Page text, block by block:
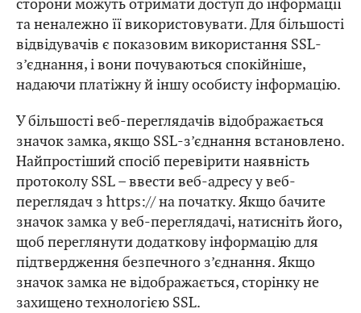
сторони можуть отримати доступ до інформації
та неналежно її використовувати. Для більшості
відвідувачів є показовим використання SSL-
з’єднання, і вони почуваються спокійніше,
надаючи платіжну й іншу особисту інформацію.
У більшості веб-переглядачів відображається
значок замка, якщо SSL-з’єднання встановлено.
Найпростіший спосіб перевірити наявність
протоколу SSL – ввести веб-адресу у веб-
переглядач з https:// на початку. Якщо бачите
значок замка у веб-переглядачі, натисніть його,
щоб переглянути додаткову інформацію для
підтвердження безпечного з’єднання. Якщо
значок замка не відображається, сторінку не
захищено технологією SSL.